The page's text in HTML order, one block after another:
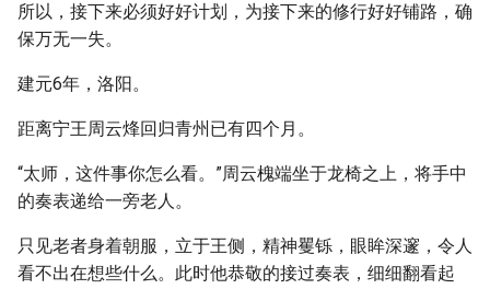
所以，接下来必须好好计划，为接下来的修行好好铺路，确
保万无一失。
建元6年，洛阳。
距离宁王周云烽回归青州已有四个月。
“太师，这件事你怎么看。”周云槐端坐于龙椅之上，将手中
的奏表递给一旁老人。
只见老者身着朝服，立于王侧，精神矍铄，眼眸深邃，令人
看不出在想些什么。此时他恭敬的接过奏表，细细翻看起